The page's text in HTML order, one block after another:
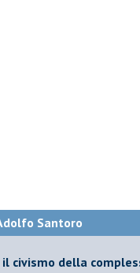
Santoro
civismo della